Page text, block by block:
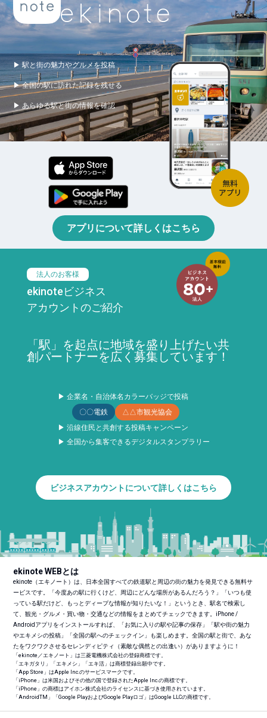
▶ 駅と街の魅力やグルメを投稿
▶ 全国の駅に訪れた記録を残せる
▶ あらゆる駅と街の情報を確認
アプリについて詳しくはこちら
法人のお客様
ekinoteビジネス
アカウントのご紹介
「駅」を起点に地域を盛り上げたい共
創パートナーを広く募集しています！
▶ 企業名・自治体名カラーバッジで投稿
〇〇電鉄
△△市観光協会
▶ 沿線住民と共創する投稿キャンペーン
▶ 全国から集客できるデジタルスタンプラリー
ビジネスアカウントについて詳しくはこちら
ekinote WEBとは
ekinote（エキノート）は、日本全国すべての鉄道駅と周辺の街の魅力を発見できる無料サ
ービスです。「今度あの駅に行くけど、周辺にどんな場所があるんだろう？」「いつも使
っている駅だけど、もっとディープな情報が知りたいな！」というとき、駅名で検索し
て、観光・グルメ・買い物・交通などの情報をまとめてチェックできます。iPhone /
Androidアプリをインストールすれば、「お気に入りの駅や記事の保存」「駅や街の魅力
やエキメシの投稿」「全国の駅へのチェックイン」も楽しめます。全国の駅と街で、あな
たをワクワクさせるセレンディピティ（素敵な偶然との出逢い）がありますように！
「ekinote／エキノート」は三菱電機株式会社の登録商標です。
「エキガタリ」「エキメシ」「エキ活」は商標登録出願中です。
「App Store」はApple Inc.のサービスマークです。
「iPhone」は米国およびその他の国で登録されたApple Inc.の商標です。
「iPhone」の商標はアイホン株式会社のライセンスに基づき使用されています。
「AndroidTM 」「Google PlayおよびGoogle Playロゴ」はGoogle LLCの商標です。